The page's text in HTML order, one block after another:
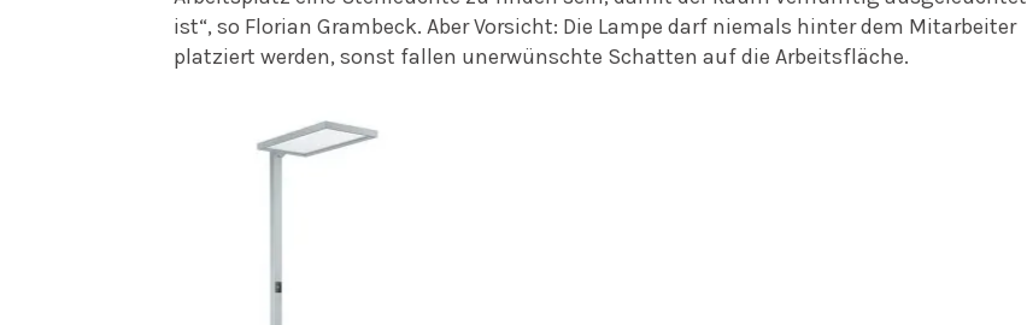
ist“, so Florian Grambeck. Aber Vorsicht: Die Lampe darf niemals hinter dem Mitarbeiter
platziert werden, sonst fallen unerwünschte Schatten auf die Arbeitsfläche.